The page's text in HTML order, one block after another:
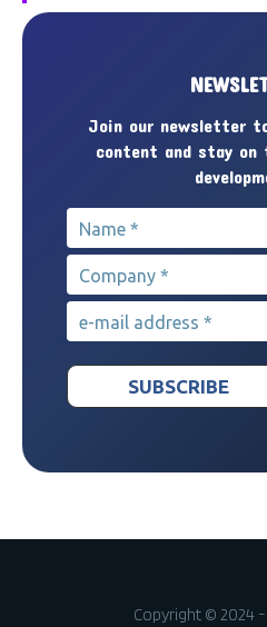
Join our newsletter
content and stay
Name *
Company*
e-mail address*
Copyright © 2024 -